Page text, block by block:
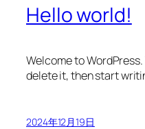
Hello world!
Welcome to
delete it, then start
2024年12月19日